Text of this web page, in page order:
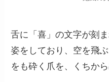
舌に「喜」の文字が刻
姿をしており、空を飛
をも砕く爪を、くちか